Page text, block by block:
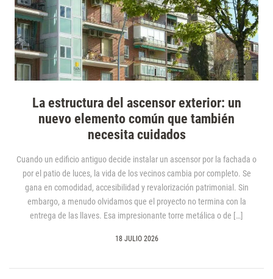
La estructura del ascensor exterior: un
nuevo elemento común que también
necesita cuidados
Cuando un edificio antiguo decide instalar un ascensor por la fachada o
por el patio de luces, la vida de los vecinos cambia por completo. Se
gana en comodidad, accesibilidad y revalorización patrimonial. Sin
embargo, a menudo olvidamos que el proyecto no termina con la
entrega de las llaves. Esa impresionante torre metálica o de […]
18 JULIO 2026